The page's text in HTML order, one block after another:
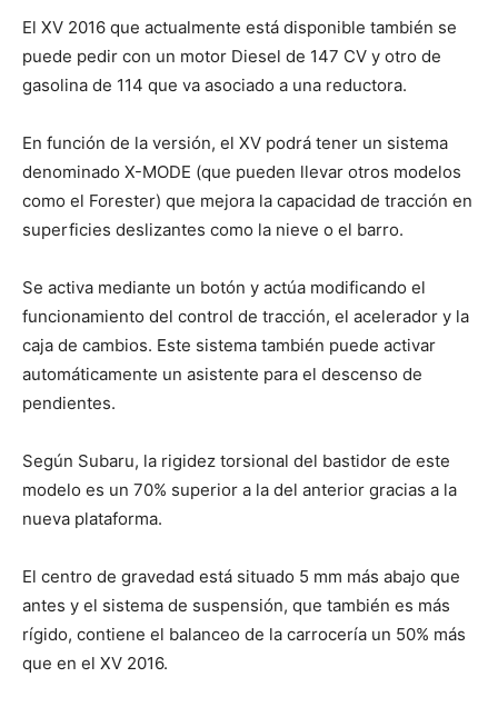
El XV 2016 que actualmente está disponible también se
puede pedir con un motor Diesel de 147 CV y otro de
gasolina de 114 que va asociado a una reductora.
En función de la versión, el XV podrá tener un sistema
denominado X-MODE (que pueden llevar otros modelos
como el Forester) que mejora la capacidad de tracción en
superficies deslizantes como la nieve o el barro.
Se activa mediante un botón y actúa modificando el
funcionamiento del control de tracción, el acelerador y la
caja de cambios. Este sistema también puede activar
automáticamente un asistente para el descenso de
pendientes.
Según Subaru, la rigidez torsional del bastidor de este
modelo es un 70% superior a la del anterior gracias a la
nueva plataforma.
El centro de gravedad está situado 5 mm más abajo que
antes y el sistema de suspensión, que también es más
rígido, contiene el balanceo de la carrocería un 50% más
que en el XV 2016.